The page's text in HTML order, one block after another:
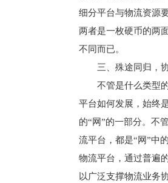
细分平台与物流资源
两者是一枚硬币的两
不同而已。
三、殊途同归，
不管是什么类型
平台如何发展，始终
的“网”的一部分。不
流平台，都是“网”中
物流平台，通过普遍
以广泛支撑物流业务